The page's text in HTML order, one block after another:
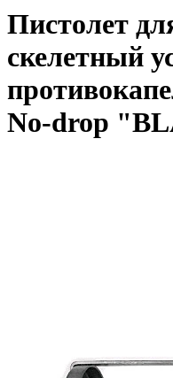
Пистолет
скелетный
No-drop